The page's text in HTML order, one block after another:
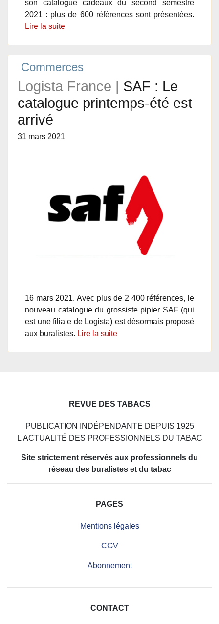
son catalogue cadeaux du second semestre
2021 : plus de 600 références sont présentées.
Lire la suite
Commerces
Logista France | SAF : Le
catalogue printemps-été est
arrivé
31 mars 2021
16 mars 2021. Avec plus de 2 400 références, le
nouveau catalogue du grossiste pipier SAF (qui
est une filiale de Logista) est désormais proposé
aux buralistes. Lire la suite
REVUE DES TABACS
PUBLICATION INDÉPENDANTE DEPUIS 1925
L’ACTUALITÉ DES PROFESSIONNELS DU TABAC
Site strictement réservés aux professionnels du
réseau des buralistes et du tabac
PAGES
Mentions légales
CGV
Abonnement
CONTACT